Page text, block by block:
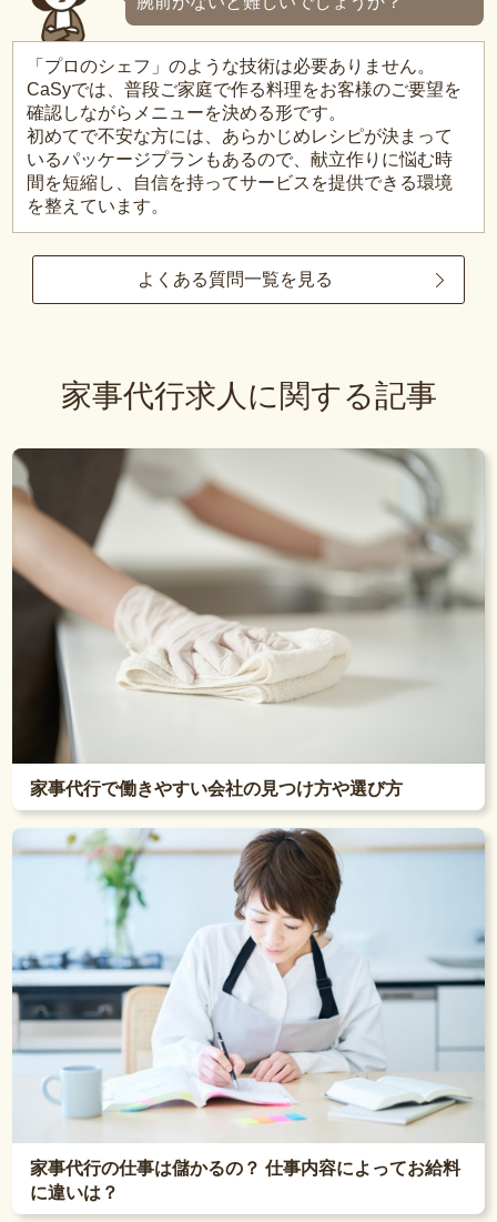
「プロのシェフ」のような技術は必要ありません。
CaSyでは、普段ご家庭で作る料理をお客様のご要望を
確認しながらメニューを決める形です。
初めてで不安な方には、あらかじめレシピが決まって
いるパッケージプランもあるので、献立作りに悩む時
間を短縮し、自信を持ってサービスを提供できる環境
を整えています。
よくある質問一覧を見る
家事代行求人に関する記事
家事代行で働きやすい会社の見つけ方や選び方
家事代行の仕事は儲かるの？ 仕事内容によってお給料
に違いは？